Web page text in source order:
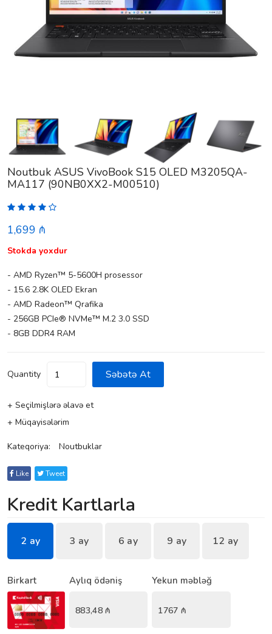
Noutbuk ASUS VivoBook S15 OLED M3205QA-
MA117 (90NB0XX2-M00510)
1,699 ₼
Stokda yoxdur
- AMD Ryzen™ 5-5600H prosessor
- 15.6 2.8K OLED Ekran
- AMD Radeon™ Qrafika
- 256GB PCIe® NVMe™ M.2 3.0 SSD
- 8GB DDR4 RAM
Quantity Səbətə At
+ Seçilmişlərə əlavə et
+ Müqayisələrim
Kateqoriya: Noutbuklar
Like Tweet
Kredit Kartlarla
2 ay 3 ay 6 ay 9 ay 12 ay
Birkart Aylıq ödəniş
883,48₼
Yekun məbləğ
1767 ₼